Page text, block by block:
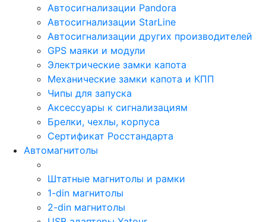
Автосигнализации Pandora
Автосигнализации StarLine
Автосигнализации других производителей
GPS маяки и модули
Электрические замки капота
Механические замки капота и КПП
Чипы для запуска
Аксессуары к сигнализациям
Брелки, чехлы, корпуса
Сертификат Росстандарта
Автомагнитолы
Штатные магнитолы и рамки
1-din магнитолы
2-din магнитолы